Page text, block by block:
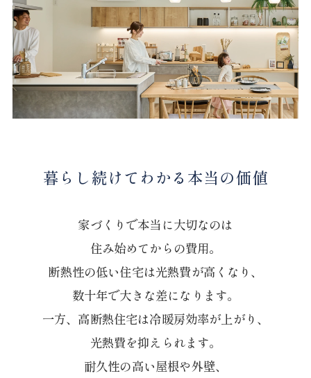
暮らし続けてわかる本当の価値
家づくりで本当に大切なのは
住み始めてからの費用。
断熱性の低い住宅は光熱費が高くなり、
数十年で大きな差になります。
一方、高断熱住宅は冷暖房効率が上がり、
光熱費を抑えられます。
耐久性の高い屋根や外壁、